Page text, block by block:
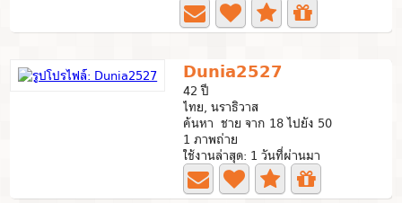
Dunia2527
42 ปี
ไทย, นราธิวาส
ค้นหา ชาย จาก 18 ไปยัง 50
1 ภาพถ่าย
ใช้งานล่าสุด: 1 วันที่ผ่านมา